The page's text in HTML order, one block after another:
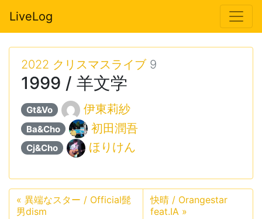
LiveLog
2022 クリスマスライブ9
1999 / 羊文学
Gt&Vo 伊東莉紗
Ba&Cho 初田潤吾
Cj&Cho ほりけん
« 異端なスター / Official髭
男dism
快晴 / Orangestar
feat.IA »